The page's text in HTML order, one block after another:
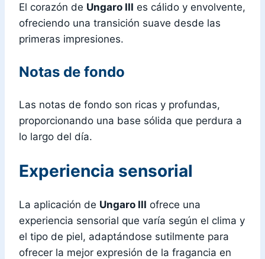
El corazón de Ungaro III es cálido y envolvente,
ofreciendo una transición suave desde las
primeras impresiones.
Notas de fondo
Las notas de fondo son ricas y profundas,
proporcionando una base sólida que perdura a
lo largo del día.
Experiencia sensorial
La aplicación de Ungaro III ofrece una
experiencia sensorial que varía según el clima y
el tipo de piel, adaptándose sutilmente para
ofrecer la mejor expresión de la fragancia en